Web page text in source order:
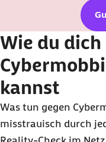
Wie du dich
kannst
Was tun gegen
misstrauisch durch